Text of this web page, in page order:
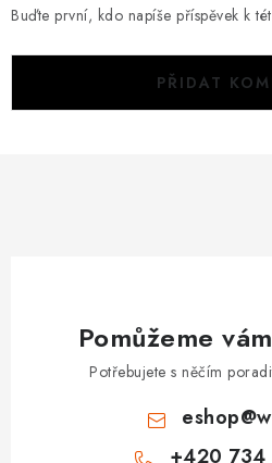
Buďte první, kdo napíše příspěvek k
PŘIDAT
Pomůžeme
Potřebujete s něčím
eshop@
+420